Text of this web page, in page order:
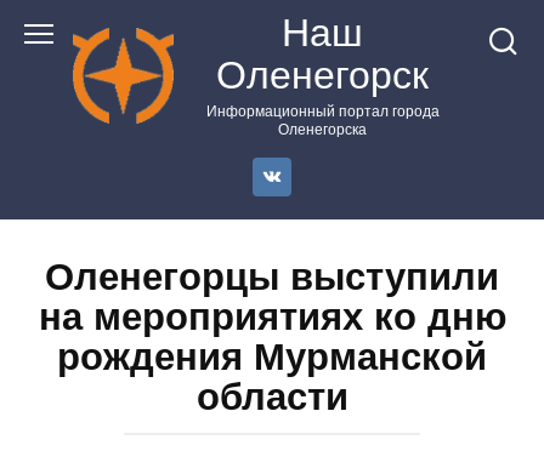
контенту
Наш
Оленегорск
Информационный портал города
Оленегорска
Оленегорцы выступили
на мероприятиях ко дню
рождения Мурманской
области